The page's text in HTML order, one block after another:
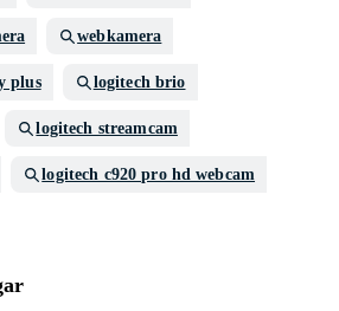
webkamera
plus logitech brio
logitech streamcam
logitech c920 pro hd webcam